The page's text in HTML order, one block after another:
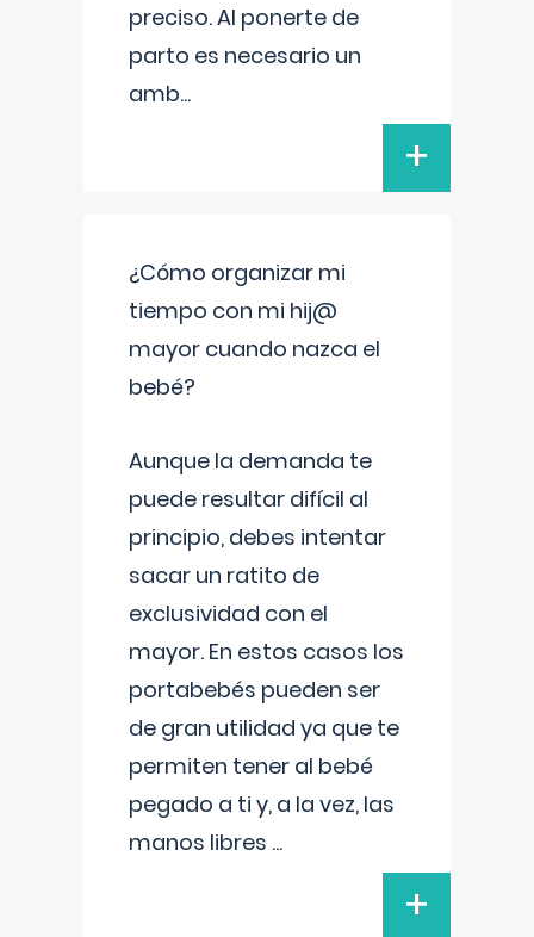
preciso. Al ponerte de
parto es necesario un
amb...
+
¿Cómo organizar mi
tiempo con mi hij@
mayor cuando nazca el
bebé?
Aunque la demanda te
puede resultar difícil al
principio, debes intentar
sacar un ratito de
exclusividad con el
mayor. En estos casos los
portabebés pueden ser
de gran utilidad ya que te
permiten tener al bebé
pegado a ti y, a la vez, las
manos libres ...
+